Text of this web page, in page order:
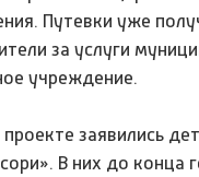
Путевки уже
за услуги
учреждение.
заявились
В них до конца